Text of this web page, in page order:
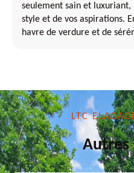
seulement sain et
style et de vos aspirations.
havre de verdure et de
LTC
Autres